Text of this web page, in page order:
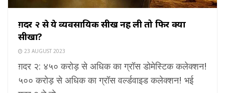
ग़दर २ से ये व्यवसायिक सीख नहीं ली तो फिर क्या
सीखा?
23 AUGUST 2023
ग़दर २: ४५० करोड़ से अधिक का ग्रॉस डोमेस्टिक कलेक्शन!
५०० करोड़ से अधिक का ग्रॉस वर्ल्डवाइड कलेक्शन! भई